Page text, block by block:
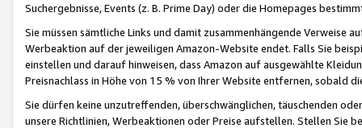
Suchergebnisse, Events (z. B. Prime Day) oder die Homepages
Sie müssen sämtliche Links und damit zusammenhängende
Werbeaktion auf der jeweiligen Amazon-Website endet. Falls Sie
einstellen und darauf hinweisen, dass Amazon auf ausgewählte
Preisnachlass in Höhe von 15 % von Ihrer Website entfernen, sobald
Sie dürfen keine unzutreffenden, überschwänglichen, täuschenden
unsere Richtlinien, Werbeaktionen oder Preise aufstellen. Stellen Sie